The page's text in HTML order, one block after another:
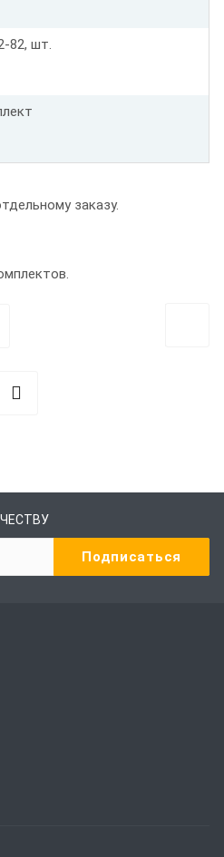
82, шт.
заказу.